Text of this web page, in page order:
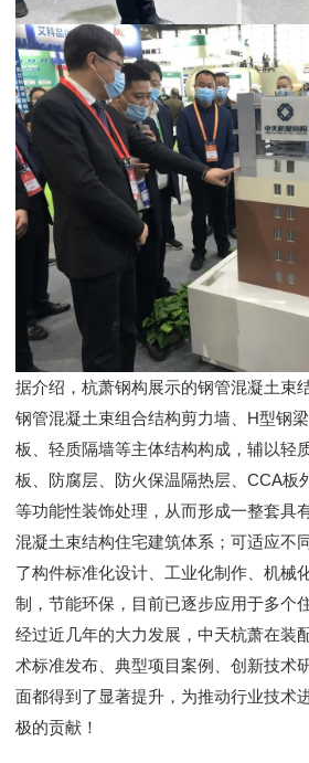
据介绍，杭萧钢构展示的钢管混凝土束
钢管混凝土束组合结构剪力墙、H型钢
板、轻质隔墙等主体结构构成，辅以轻
板、防腐层、防火保温隔热层、CCA板
等功能性装饰处理，从而形成一整套具
混凝土束结构住宅建筑体系；可适应不
了构件标准化设计、工业化制作、机械
制，节能环保，目前已逐步应用于多个
经过近几年的大力发展，中天杭萧在装
术标准发布、典型项目案例、创新技术
面都得到了显著提升，为推动行业技术
极的贡献！